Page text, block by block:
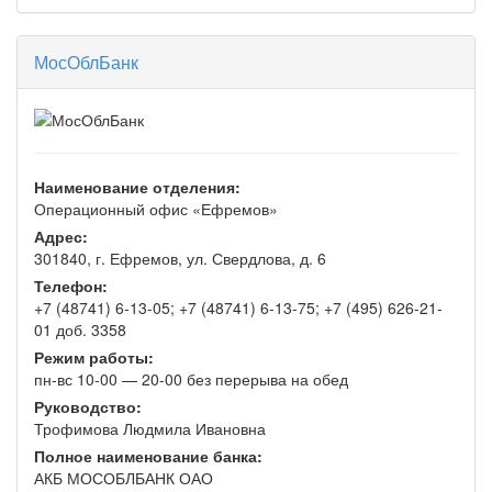
МосОблБанк
Наименование отделения:
Операционный офис «Ефремов»
Адрес:
301840, г. Ефремов, ул. Свердлова, д. 6
Телефон:
+7 (48741) 6-13-05; +7 (48741) 6-13-75; +7 (495) 626-21-
01 доб. 3358
Режим работы:
пн-вс 10-00 — 20-00 без перерыва на обед
Руководство:
Трофимова Людмила Ивановна
Полное наименование банка:
АКБ МОСОБЛБАНК ОАО